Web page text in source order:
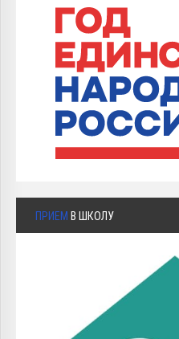
ПРИЕМ В ШКОЛУ